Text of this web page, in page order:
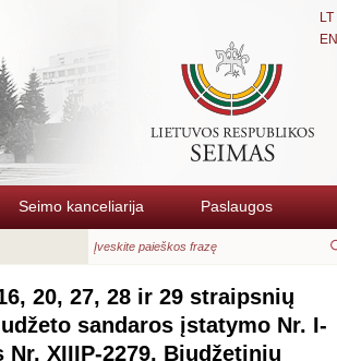
LT
EN
Seimo kanceliarija Paslaugos
20, 27, 28 ir 29 straipsnių
sandaros įstatymo Nr. I-
XIIIP-2279, Biudžetinių